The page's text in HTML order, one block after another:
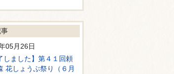
05月26日
しました】第４１回頼
花しょうぶ祭り（６月